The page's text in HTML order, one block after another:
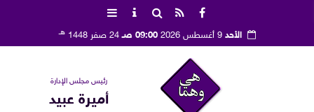
الأحد9 أغسطس 2026 09:00 صـ 24 صفر 1448 هـ
رئيس مجلس الإدارة
أميرة عبيد